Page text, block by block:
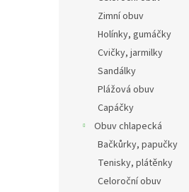
Zimní obuv
Holínky, gumáčky
Cvičky, jarmilky
Sandálky
Plážová obuv
Capáčky
Obuv chlapecká
Bačkůrky, papučky
Tenisky, plátěnky
Celoroční obuv